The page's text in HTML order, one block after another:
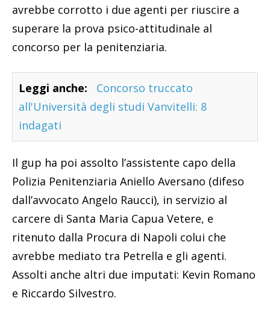
avrebbe corrotto i due agenti per riuscire a
superare la prova psico-attitudinale al
concorso per la penitenziaria.
Leggi anche:
Concorso truccato
all'Università degli studi Vanvitelli: 8
indagati
Il gup ha poi assolto l’assistente capo della
Polizia Penitenziaria Aniello Aversano (difeso
dall’avvocato Angelo Raucci), in servizio al
carcere di Santa Maria Capua Vetere, e
ritenuto dalla Procura di Napoli colui che
avrebbe mediato tra Petrella e gli agenti.
Assolti anche altri due imputati: Kevin Romano
e Riccardo Silvestro.